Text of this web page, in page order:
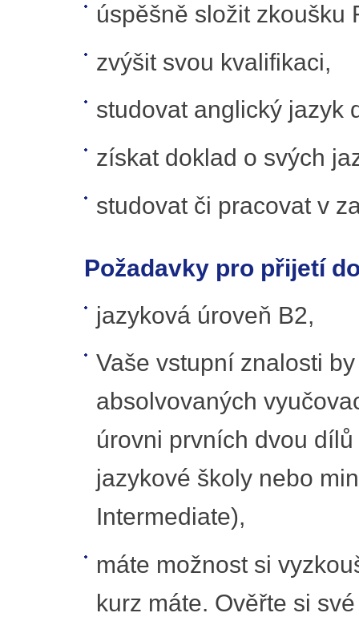
úspěšně složit zkoušku
zvýšit svou kvalifikaci,
studovat anglický jazyk
získat doklad o svých
studovat či pracovat v
Požadavky pro přijetí
jazyková úroveň B2,
Vaše vstupní znalosti
absolvovaných
úrovni prvních dvou
jazykové školy nebo
Intermediate),
máte možnost si
kurz máte. Ověřte si